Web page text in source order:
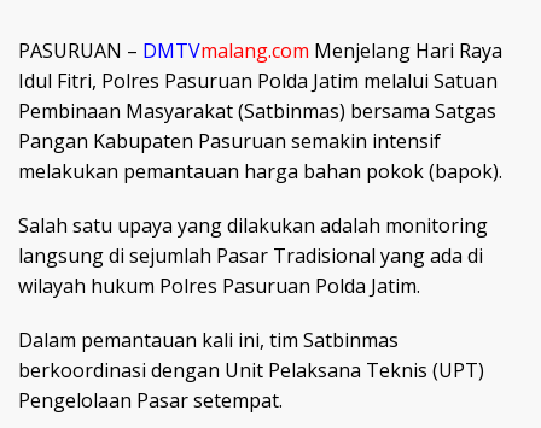
PASURUAN – DMTVmalang.com Menjelang Hari Raya
Idul Fitri, Polres Pasuruan Polda Jatim melalui Satuan
Pembinaan Masyarakat (Satbinmas) bersama Satgas
Pangan Kabupaten Pasuruan semakin intensif
melakukan pemantauan harga bahan pokok (bapok).
Salah satu upaya yang dilakukan adalah monitoring
langsung di sejumlah Pasar Tradisional yang ada di
wilayah hukum Polres Pasuruan Polda Jatim.
Dalam pemantauan kali ini, tim Satbinmas
berkoordinasi dengan Unit Pelaksana Teknis (UPT)
Pengelolaan Pasar setempat.